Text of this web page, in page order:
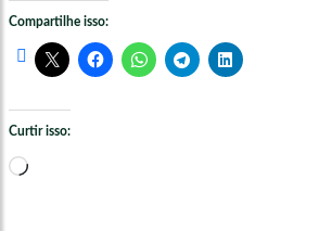
Compartilhe isso:
Curtir isso:
Carregando...